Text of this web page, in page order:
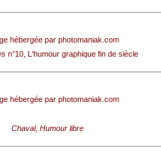
n°10, L'humour graphique fin de siècle
Chaval, Humour libre